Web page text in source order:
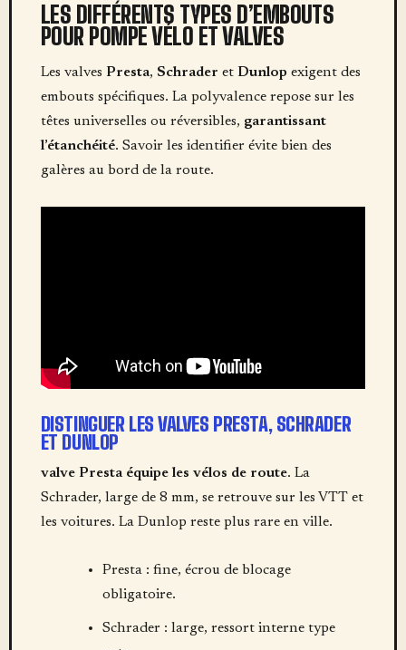
LES DIFFÉRENTS TYPES D’EMBOUTS
POUR POMPE VÉLO ET VALVES
Les valves Presta, Schrader et Dunlop exigent des
embouts spécifiques. La polyvalence repose sur les
têtes universelles ou réversibles, garantissant
l’étanchéité. Savoir les identifier évite bien des
galères au bord de la route.
DISTINGUER LES VALVES PRESTA, SCHRADER
ET DUNLOP
valve Presta équipe les vélos de route. La
Schrader, large de 8 mm, se retrouve sur les VTT et
les voitures. La Dunlop reste plus rare en ville.
Presta : fine, écrou de blocage
obligatoire.
Schrader : large, ressort interne type